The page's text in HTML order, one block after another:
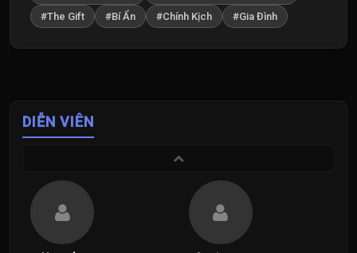
#The Gift
#Bí Ẩn #Chính Kịch #Gia Đình
DIỄN VIÊN